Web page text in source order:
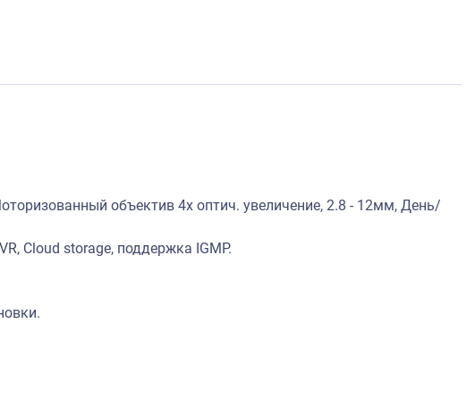
объектив 4х оптич. увеличение, 2.8 - 12мм, День/
Cloud storage, поддержка IGMP.